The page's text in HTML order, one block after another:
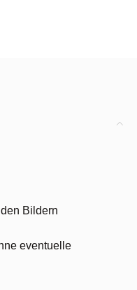
Bildern
eventuelle